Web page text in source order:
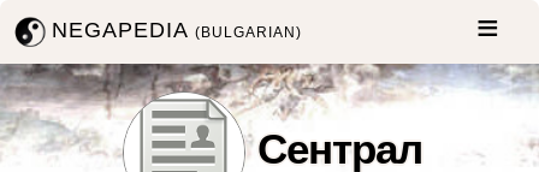
NEGAPEDIA(BULGARIAN)
Сентрал